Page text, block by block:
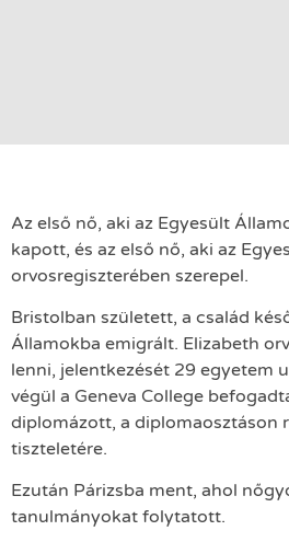
Az első nő, aki az Egyesült
kapott, és az első nő, aki az
orvosregiszterében szerepel.
Bristolban született, a család
Államokba emigrált. Elizabeth
lenni, jelentkezését 29 egyetem
végül a Geneva College
diplomázott, a diplomaosztáson
tiszteletére.
Ezután Párizsba ment, ahol
tanulmányokat folytatott.